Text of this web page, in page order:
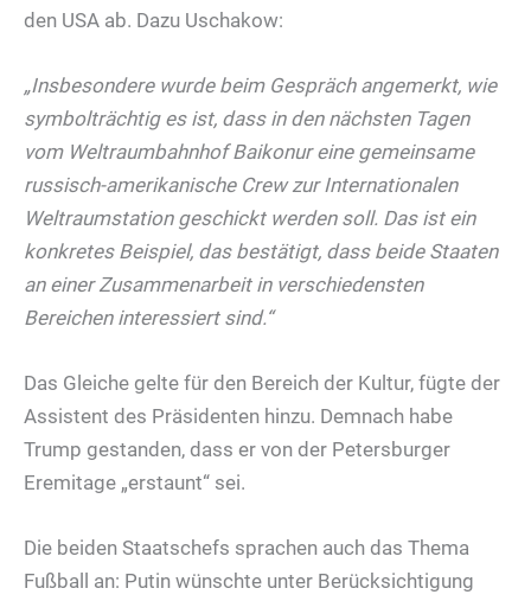
den USA ab. Dazu Uschakow:
„Insbesondere wurde beim Gespräch angemerkt, wie
symbolträchtig es ist, dass in den nächsten Tagen
vom Weltraumbahnhof Baikonur eine gemeinsame
russisch-amerikanische Crew zur Internationalen
Weltraumstation geschickt werden soll. Das ist ein
konkretes Beispiel, das bestätigt, dass beide Staaten
an einer Zusammenarbeit in verschiedensten
Bereichen interessiert sind.“
Das Gleiche gelte für den Bereich der Kultur, fügte der
Assistent des Präsidenten hinzu. Demnach habe
Trump gestanden, dass er von der Petersburger
Eremitage „erstaunt“ sei.
Die beiden Staatschefs sprachen auch das Thema
Fußball an: Putin wünschte unter Berücksichtigung